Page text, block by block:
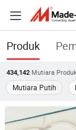
Produk
434,142 Mutiara
Mutiara Putih
ZHUJI YEYI